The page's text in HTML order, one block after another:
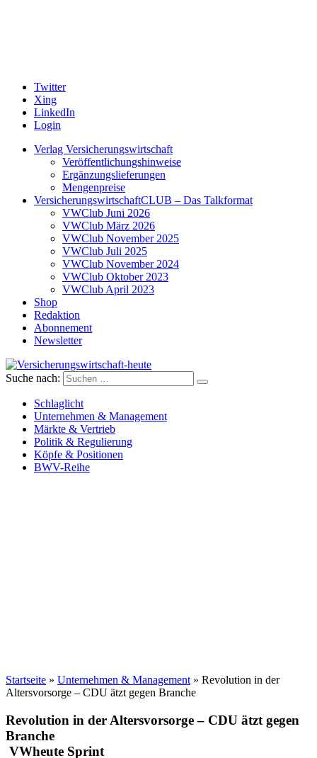
Twitter
Xing
LinkedIn
Login
Verlag Versicherungswirtschaft
Veröffentlichungshinweise
Ergänzungslieferungen
Mengenpreise
VersicherungswirtschaftCLUB – Das Talkformat
VWClub Juni 2026
VWClub März 2026
VWClub November 2025
VWClub Juli 2025
VWClub November 2024
VWClub Oktober 2023
VWClub April 2023
Shop
Redaktion
Abonnement
Newsletter
Versicherungswirtschaft-heute
Suche nach:
Schlaglicht
Unternehmen & Management
Märkte & Vertrieb
Politik & Regulierung
Köpfe & Positionen
BWV-Reihe
Startseite » Unternehmen & Management » Revolution in der
Altersvorsorge – CDU ätzt gegen Branche
Revolution in der Altersvorsorge – CDU ätzt gegen
Branche
VWheute Sprint